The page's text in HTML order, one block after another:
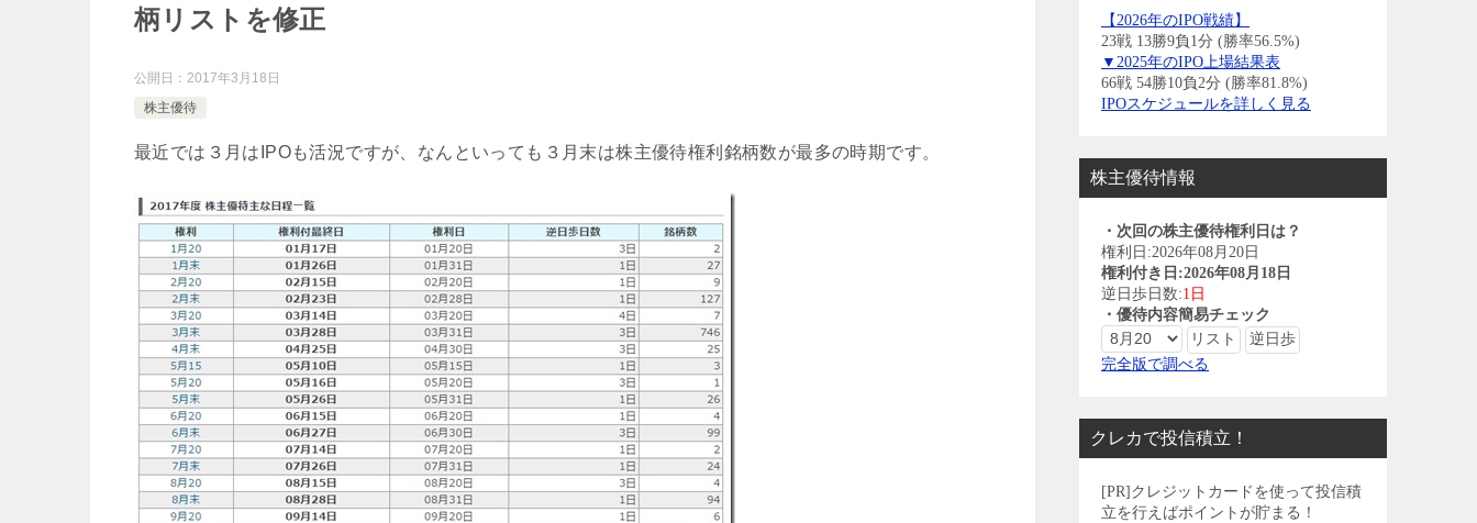
柄リストを修正
公開日： 2017年3月18日
株主優待
最近では３月はIPOも活況ですが、なんといっても３月末は株主優待権利銘柄数が最多の時期です。
【2026年のIPO戦績】
23戦 13勝9負1分 (勝率56.5%)
▼2025年のIPO上場結果表
66戦 54勝10負2分 (勝率81.8%)
IPOスケジュールを詳しく見る
株主優待情報
・次回の株主優待権利日は？
権利日:2026年08月20日
権利付き日:2026年08月18日
逆日歩日数:1日
・優待内容簡易チェック
完全版で調べる
クレカで投信積立！
[PR]クレジットカードを使って投信積
立を行えばポイントが貯まる！